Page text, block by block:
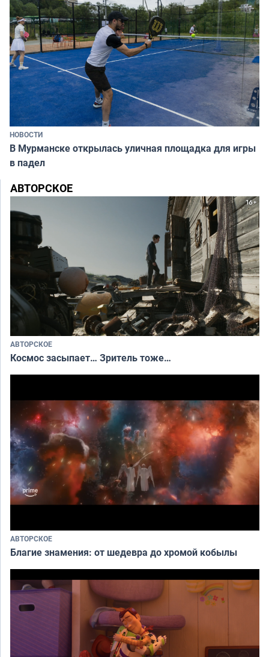
НОВОСТИ
В Мурманске открылась уличная площадка для игры
в падел
АВТОРСКОЕ
АВТОРСКОЕ
Космос засыпает… Зритель тоже…
АВТОРСКОЕ
Благие знамения: от шедевра до хромой кобылы